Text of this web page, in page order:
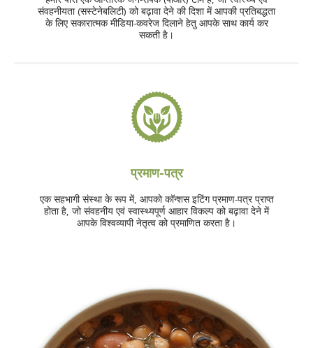
संवहनीयता (सस्टेनेबलिटी) को बढ़ावा देने की दिशा में आपकी प्रतिबद्धता
के लिए सकारात्मक मीडिया-कवरेज दिलाने हेतु आपके साथ कार्य कर
सकती है।
प्रमाण-पत्र
एक सहभागी संस्था के रूप में, आपको कॉन्शस इटिंग प्रमाण-पत्र प्राप्त
होता है, जो संवहनीय एवं स्वास्थ्यपूर्ण आहार विकल्प को बढ़ावा देने में
आपके विश्वव्यापी नेतृत्व को प्रमाणित करता है।